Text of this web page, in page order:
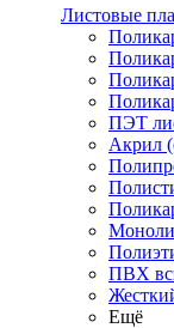
Листовые
ПЭТ
Акрил
ПВХ
Ещё